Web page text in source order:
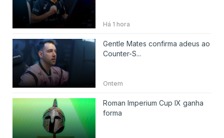
Há 1 hora
Gentle Mates confirma adeus ao
Counter-S...
Ontem
Roman Imperium Cup IX ganha
forma